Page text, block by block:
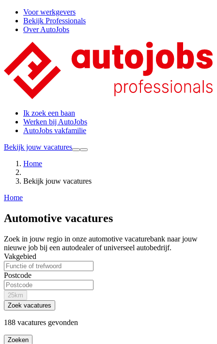
Voor werkgevers
Bekijk Professionals
Over AutoJobs
Ik zoek een baan
Werken bij AutoJobs
AutoJobs vakfamilie
Bekijk jouw vacatures
Home
Bekijk jouw vacatures
Home
Automotive vacatures
Zoek in jouw regio in onze automotive vacaturebank naar jouw
nieuwe job bij een autodealer of universeel autobedrijf.
Vakgebied
Postcode
25km
Zoek vacatures
188 vacatures gevonden
Zoeken